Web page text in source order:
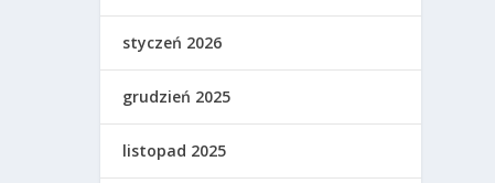
styczeń 2026
grudzień 2025
listopad 2025